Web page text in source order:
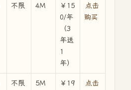
不限 4M
￥15
0/年
（3
年送
1
年）
点击
购买
不限 5M
￥19
点击